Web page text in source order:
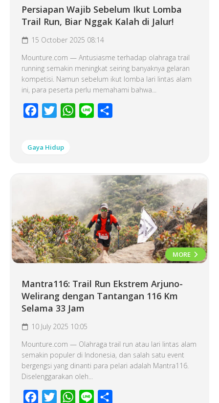
Persiapan Wajib Sebelum Ikut Lomba
Trail Run, Biar Nggak Kalah di Jalur!
15 October 2025 08:14
Mounture.com — Antusiasme terhadap olahraga trail
running semakin meningkat seiring banyaknya gelaran
kompetisi. Namun sebelum ikut lomba lari lintas alam
ini, para peserta perlu memahami bahwa...
Facebook
Twitter WhatsApp
Line
Gaya Hidup
MORE
Mantra116: Trail Run Ekstrem Arjuno-
Welirang dengan Tantangan 116 Km
Selama 33 Jam
10 July 2025 10:05
Mounture.com — Olahraga trail run atau lari lintas alam
semakin populer di Indonesia, dan salah satu event
bergengsi yang dinanti para pelari adalah Mantra116.
Diselenggarakan oleh...
Facebook
Twitter WhatsApp
Line